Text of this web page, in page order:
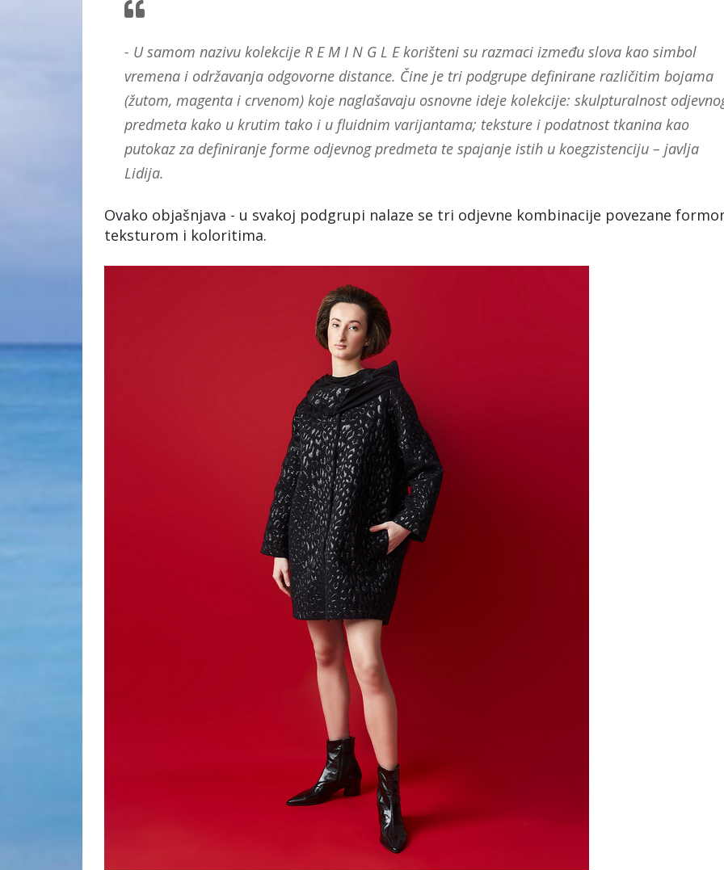
- U samom nazivu kolekcije R E M I N G L E korišteni su razmaci između slova kao simbol
vremena i održavanja odgovorne distance. Čine je tri podgrupe definirane različitim bojama
(žutom, magenta i crvenom) koje naglašavaju osnovne ideje kolekcije: skulpturalnost
predmeta kako u krutim tako i u fluidnim varijantama; teksture i podatnost tkanina kao
putokaz za definiranje forme odjevnog predmeta te spajanje istih u koegzistenciju – javlja
Lidija.
Ovako objašnjava - u svakoj podgrupi nalaze se tri odjevne kombinacije povezane
teksturom i koloritima.